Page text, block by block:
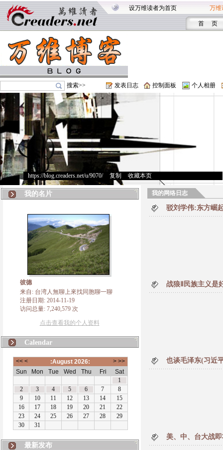
设万维读者为首页 万维
首 页
搜索>> 发表日志 控制面板 个人相册
https://blog.creaders.net/u/9070/> 复制 收藏本页
我的名片
彼德
来自: 台湾人無聊上來找同胞聊一聊
注册日期: 2014-11-19
访问总量: 7,240,579 次
点击查看我的个人资料
Calendar
最新发布
我的网络日志
驳刘学伟:东方崛
战狼Ⅱ民族主义是
也谈毛泽东(习近
美、中、台大战